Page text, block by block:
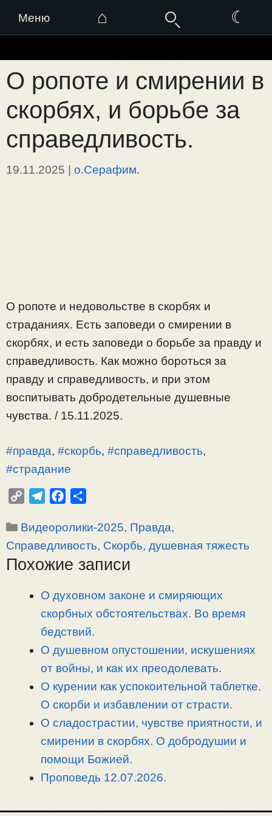
Меню ⌂ ☾
к
содержимому
О ропоте и смирении в
скорбях, и борьбе за
справедливость.
19.11.2025 | о.Серафим.
О ропоте и недовольстве в скорбях и
страданиях. Есть заповеди о смирении в
скорбях, и есть заповеди о борьбе за правду и
справедливость. Как можно бороться за
правду и справедливость, и при этом
воспитывать добродетельные душевные
чувства. / 15.11.2025.
#правда, #скорбь, #справедливость,
#страдание
p
y
L
l
e
g
a
c
e
b
п
р
а
Рубрики
Видеоролики-2025, Правда,
Справедливость, Скорбь, душевная тяжесть
Похожие записи
О духовном законе и смиряющих
скорбных обстоятельствах. Во время
бедствий.
О душевном опустошении, искушениях
от войны, и как их преодолевать.
О курении как успокоительной таблетке.
О скорби и избавлении от страсти.
О сладострастии, чувстве приятности, и
смирении в скорбях. О добродушии и
помощи Божией.
Проповедь 12.07.2026.